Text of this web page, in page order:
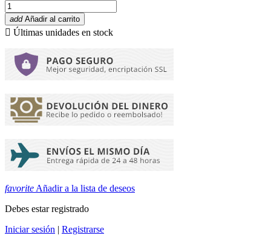
add Añadir al carrito
 Últimas unidades en stock
favorite Añadir a la lista de deseos
Debes estar registrado
Iniciar sesión | Registrarse